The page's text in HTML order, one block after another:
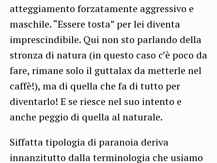
atteggiamento forzatamente aggressivo e
maschile. “Essere tosta” per lei diventa
imprescindibile. Qui non sto parlando della
stronza di natura (in questo caso c’è poco da
fare, rimane solo il guttalax da metterle nel
caffè!), ma di quella che fa di tutto per
diventarlo! E se riesce nel suo intento e
anche peggio di quella al naturale.
Siffatta tipologia di paranoia deriva
innanzitutto dalla terminologia che usiamo